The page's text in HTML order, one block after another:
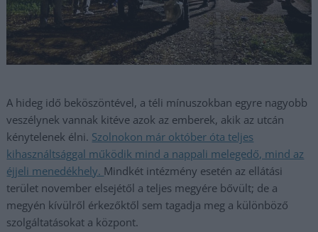
A hideg idő beköszöntével, a téli mínuszokban egyre nagyobb
veszélynek vannak kitéve azok az emberek, akik az utcán
kénytelenek élni. Szolnokon már október óta teljes
kihasználtsággal működik mind a nappali melegedő, mind az
éjjeli menedékhely. Mindkét intézmény esetén az ellátási
terület november elsejétől a teljes megyére bővült; de a
megyén kívülről érkezőktől sem tagadja meg a különböző
szolgáltatásokat a központ.